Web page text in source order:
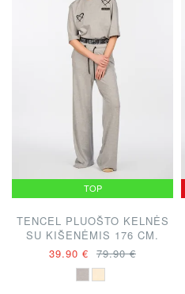
TOP
TENCEL PLUOŠTO KELNĖS
SU KIŠENĖMIS 176 CM.
ŪGIUI "DIANA VAPSVĖ"
39.90 € 79.90 €